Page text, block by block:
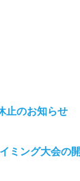
止のお知らせ
ミング大会の